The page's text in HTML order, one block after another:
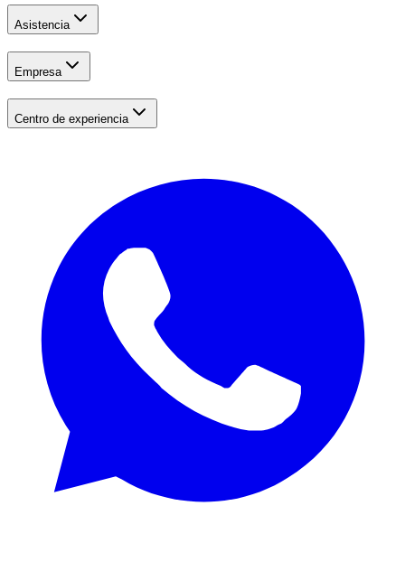
Asistencia
Empresa
Centro de experiencia